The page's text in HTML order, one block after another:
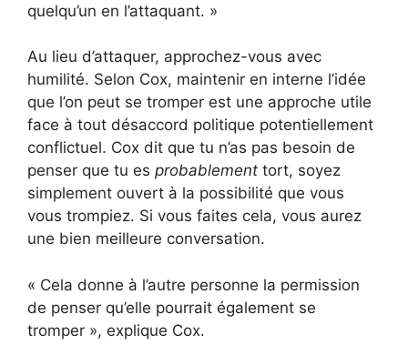
quelqu’un en l’attaquant. »
Au lieu d’attaquer, approchez-vous avec
humilité. Selon Cox, maintenir en interne l’idée
que l’on peut se tromper est une approche utile
face à tout désaccord politique potentiellement
conflictuel. Cox dit que tu n’as pas besoin de
penser que tu es probablement tort, soyez
simplement ouvert à la possibilité que vous
vous trompiez. Si vous faites cela, vous aurez
une bien meilleure conversation.
« Cela donne à l’autre personne la permission
de penser qu’elle pourrait également se
tromper », explique Cox.